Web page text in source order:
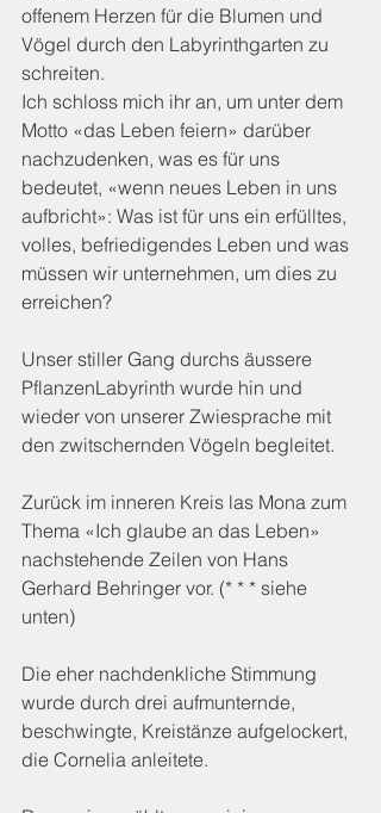
offenem Herzen für die Blumen und
Vögel durch den Labyrinthgarten zu
schreiten.
Ich schloss mich ihr an, um unter dem
Motto «das Leben feiern» darüber
nachzudenken, was es für uns
bedeutet, «wenn neues Leben in uns
aufbricht»: Was ist für uns ein erfülltes,
volles, befriedigendes Leben und was
müssen wir unternehmen, um dies zu
erreichen?
Unser stiller Gang durchs äussere
PflanzenLabyrinth wurde hin und
wieder von unserer Zwiesprache mit
den zwitschernden Vögeln begleitet.
Zurück im inneren Kreis las Mona zum
Thema «Ich glaube an das Leben»
nachstehende Zeilen von Hans
Gerhard Behringer vor. (* * * siehe
unten)
Die eher nachdenkliche Stimmung
wurde durch drei aufmunternde,
beschwingte, Kreistänze aufgelockert,
die Cornelia anleitete.